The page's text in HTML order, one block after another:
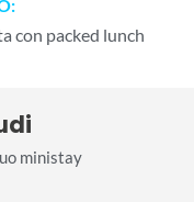
con packed lunch
ministay